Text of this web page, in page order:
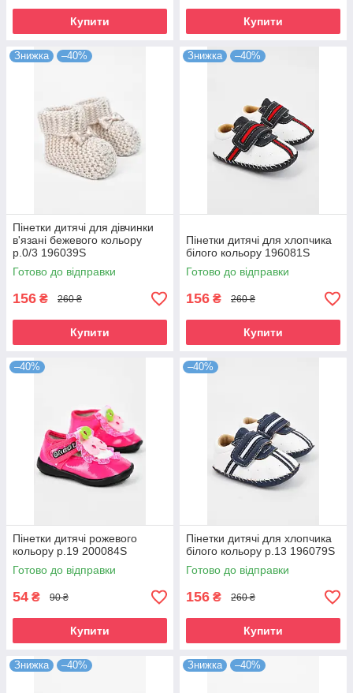
Купити Купити
Знижка –40%
Пінетки дитячі для дівчинки
в'язані бежевого кольору
р.0/3 196039S
Готово до відправки
156 ₴ 260 ₴
Купити
Знижка –40%
Пінетки дитячі для хлопчика
білого кольору 196081S
Готово до відправки
156 ₴ 260 ₴
Купити
–40%
Пінетки дитячі рожевого
кольору р.19 200084S
Готово до відправки
54 ₴ 90 ₴
Купити
–40%
Пінетки дитячі для хлопчика
білого кольору р.13 196079S
Готово до відправки
156 ₴ 260 ₴
Купити
Знижка –40% Знижка –40%